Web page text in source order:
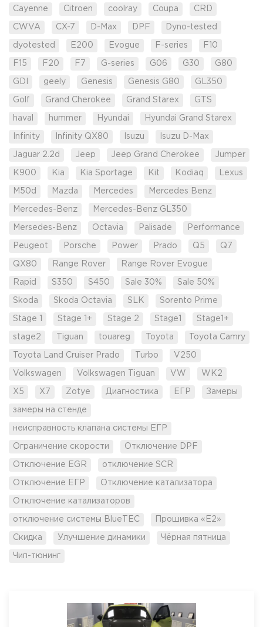
Cayenne Citroen coolray Coupa CRD
CWVA CX-7 D-Max DPF Dyno-tested
dyotested E200 Evogue F-series F10
F15 F20 F7 G-series G06 G30 G80
GDI geely Genesis Genesis G80 GL350
Golf Grand Cherokee Grand Starex GTS
haval hummer Hyundai Hyundai Grand Starex
Infinity Infinity QX80 Isuzu Isuzu D-Max
Jaguar 2.2d Jeep Jeep Grand Cherokee Jumper
K900 Kia Kia Sportage Kit Kodiaq Lexus
M50d Mazda Mercedes Mercedes Benz
Mercedes-Benz Mercedes-Benz GL350
Mersedes-Benz Octavia Palisade Performance
Peugeot Porsche Power Prado Q5 Q7
QX80 Range Rover Range Rover Evogue
Rapid S350 S450 Sale 30% Sale 50%
Skoda Skoda Octavia SLK Sorento Prime
Stage 1 Stage 1+ Stage 2 Stage1 Stage1+
stage2 Tiguan touareg Toyota Toyota Camry
Toyota Land Cruiser Prado Turbo V250
Volkswagen Volkswagen Tiguan VW WK2
X5 X7 Zotye Диагностика ЕГР Замеры
замеры на стенде
неисправность клапана системы ЕГР
Ограничение скорости Отключение DPF
Отключение EGR отключение SCR
Отключение ЕГР Отключение катализатора
Отключение катализаторов
отключение системы BlueTEC Прошивка «Е2»
Скидка Улучшение динамики Чёрная пятница
Чип-тюнинг